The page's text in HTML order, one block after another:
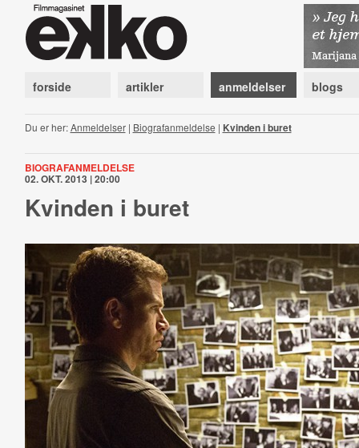
forside artikler anmeldelser blogs
Du er her:Anmeldelser| Biografanmeldelse | Kvinden i buret
BIOGRAFANMELDELSE
02. OKT. 2013 | 20:00
Kvinden i buret